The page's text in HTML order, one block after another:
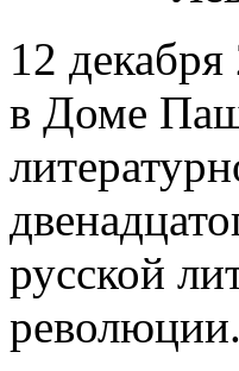
12
в Доме
русской
революции.